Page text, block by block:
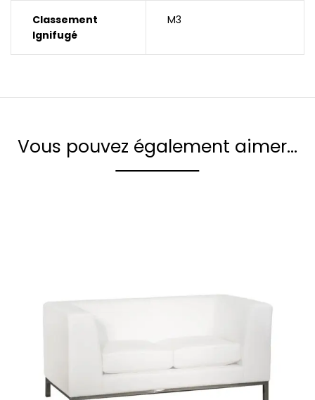
Classement
Ignifugé
M3
Vous pouvez également aimer…